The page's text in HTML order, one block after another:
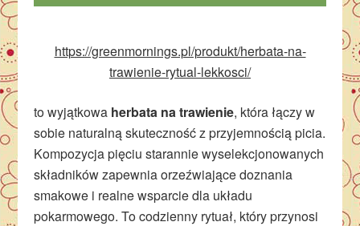
https://greenmornings.pl/produkt/herbata-na-
trawienie-rytual-lekkosci/
to wyjątkowa herbata na trawienie, która łączy w
sobie naturalną skuteczność z przyjemnością picia.
Kompozycja pięciu starannie wyselekcjonowanych
składników zapewnia orzeźwiające doznania
smakowe i realne wsparcie dla układu
pokarmowego. To codzienny rytuał, który przynosi